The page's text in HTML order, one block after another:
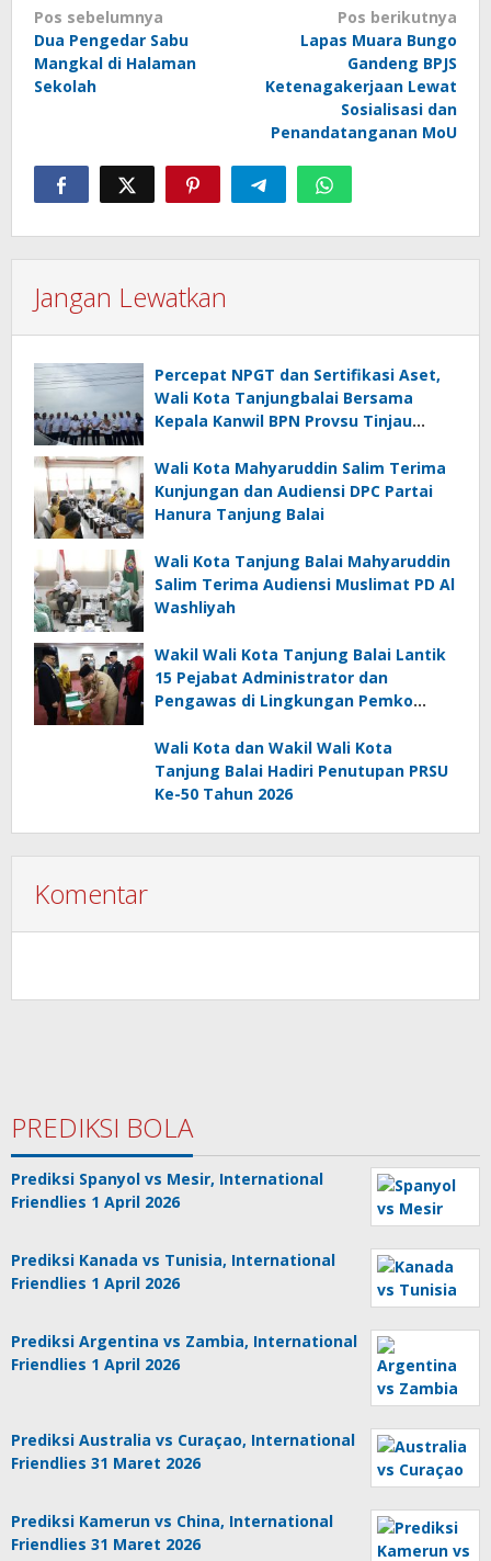
Navigasi
pos
Pos sebelumnya
Dua Pengedar Sabu
Mangkal di Halaman
Sekolah
Pos berikutnya
Lapas Muara Bungo
Gandeng BPJS
Ketenagakerjaan Lewat
Sosialisasi dan
Penandatanganan MoU
Jangan Lewatkan
Percepat NPGT dan Sertifikasi Aset,
Wali Kota Tanjungbalai Bersama
Kepala Kanwil BPN Provsu Tinjau
Wali Kota Mahyaruddin Salim Terima
Kunjungan dan Audiensi DPC Partai
Hanura Tanjung Balai
Wali Kota Tanjung Balai Mahyaruddin
Salim Terima Audiensi Muslimat PD Al
Washliyah
Wakil Wali Kota Tanjung Balai Lantik
15 Pejabat Administrator dan
Pengawas di Lingkungan Pemko
Wali Kota dan Wakil Wali Kota
Tanjung Balai Hadiri Penutupan PRSU
Ke-50 Tahun 2026
Komentar
PREDIKSI BOLA
Prediksi Spanyol vs Mesir, International
Friendlies 1 April 2026
Prediksi Kanada vs Tunisia, International
Friendlies 1 April 2026
Prediksi Argentina vs Zambia, International
Friendlies 1 April 2026
Prediksi Australia vs Curaçao, International
Friendlies 31 Maret 2026
Prediksi Kamerun vs China, International
Friendlies 31 Maret 2026